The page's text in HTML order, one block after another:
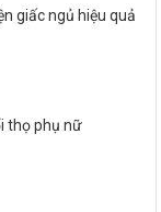
giấc ngủ hiệu quả
thọ phụ nữ